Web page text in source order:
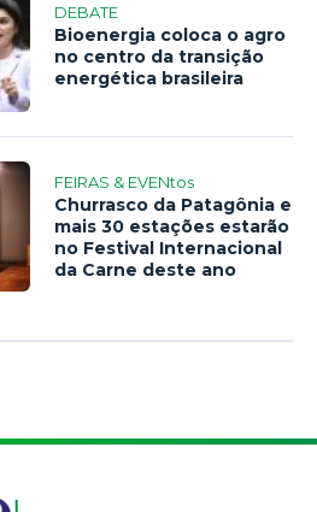
DEBATE
Bioenergia coloca o agro
no centro da transição
energética brasileira
FEIRAS & EVENtos
Churrasco da Patagônia e
mais 30 estações estarão
no Festival Internacional
da Carne deste ano